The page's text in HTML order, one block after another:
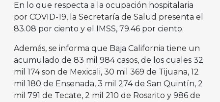
En lo que respecta a la ocupación hospitalaria
por COVID-19, la Secretaría de Salud presenta el
83.08 por ciento y el IMSS, 79.46 por ciento.
Además, se informa que Baja California tiene un
acumulado de 83 mil 984 casos, de los cuales 32
mil 174 son de Mexicali, 30 mil 369 de Tijuana, 12
mil 180 de Ensenada, 3 mil 274 de San Quintín, 2
mil 791 de Tecate, 2 mil 210 de Rosarito y 986 de